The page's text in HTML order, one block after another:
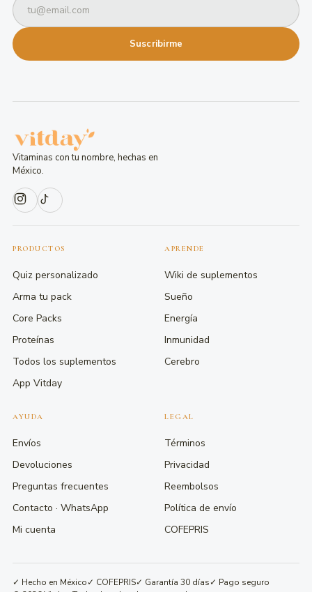
Suscribirme
Vitaminas con tu nombre, hechas en
México.
PRODUCTOS
Quiz personalizado
Arma tu pack
Core Packs
Proteínas
Todos los suplementos
App Vitday
APRENDE
Wiki de suplementos
Sueño
Energía
Inmunidad
Cerebro
AYUDA
Envíos
Devoluciones
Preguntas frecuentes
Contacto · WhatsApp
Mi cuenta
LEGAL
Términos
Privacidad
Reembolsos
Política de envío
COFEPRIS
✓ Hecho en México✓ COFEPRIS✓ Garantía 30 días✓ Pago seguro